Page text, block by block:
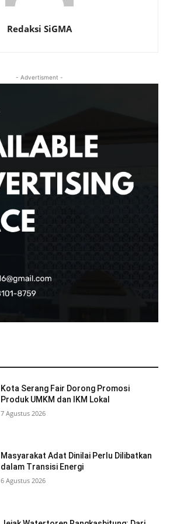
Redaksi SiGMA
- Advertisment -
Kota Serang Fair Dorong Promosi
Produk UMKM dan IKM Lokal
7 Agustus 2026
Masyarakat Adat Dinilai Perlu Dilibatkan
dalam Transisi Energi
6 Agustus 2026